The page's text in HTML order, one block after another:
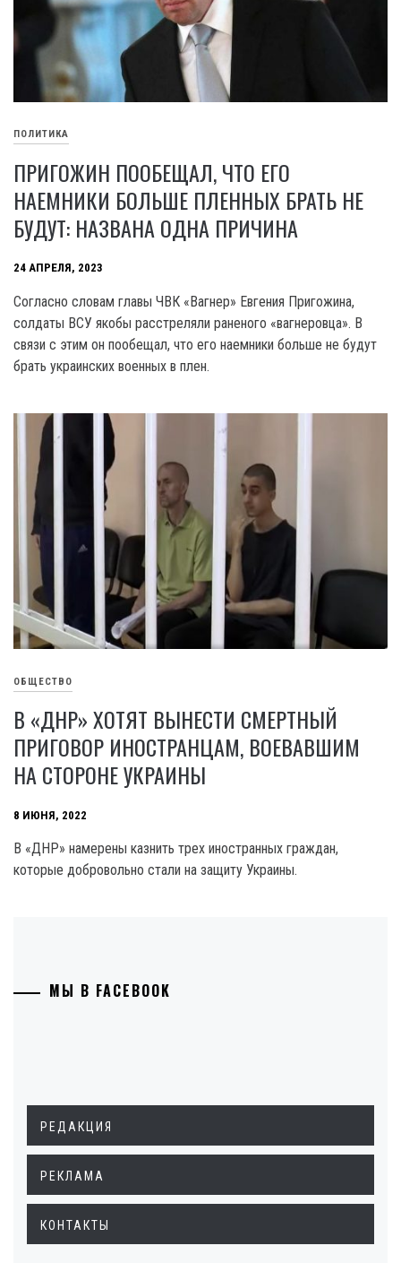
ПОЛИТИКА
ПРИГОЖИН ПООБЕЩАЛ, ЧТО ЕГО
НАЕМНИКИ БОЛЬШЕ ПЛЕННЫХ БРАТЬ НЕ
БУДУТ: НАЗВАНА ОДНА ПРИЧИНА
24 АПРЕЛЯ, 2023
Согласно словам главы ЧВК «Вагнер» Евгения Пригожина,
солдаты ВСУ якобы расстреляли раненого «вагнеровца». В
связи с этим он пообещал, что его наемники больше не будут
брать украинских военных в плен.
ОБЩЕСТВО
В «ДНР» ХОТЯТ ВЫНЕСТИ СМЕРТНЫЙ
ПРИГОВОР ИНОСТРАНЦАМ, ВОЕВАВШИМ
НА СТОРОНЕ УКРАИНЫ
8 ИЮНЯ, 2022
В «ДНР» намерены казнить трех иностранных граждан,
которые добровольно стали на защиту Украины.
МЫ В FACEBOOK
РЕДАКЦИЯ
РЕКЛАМА
КОНТАКТЫ